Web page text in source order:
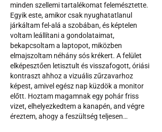
minden szellemi tartalékomat felemésztette.
Egyik este, amikor csak nyughatatlanul
járkáltam fel-alá a szobában, és képtelen
voltam leállítani a gondolataimat,
bekapcsoltam a laptopot, miközben
elmajszoltam néhány sós krékert. A felület
elképesztően letisztult és visszafogott, óriási
kontraszt ahhoz a vizuális zűrzavarhoz
képest, amivel egész nap küzdök a monitor
előtt. Hoztam magamnak egy pohár friss
vizet, elhelyezkedtem a kanapén, and végre
éreztem, ahogy a feszültség teljesen…